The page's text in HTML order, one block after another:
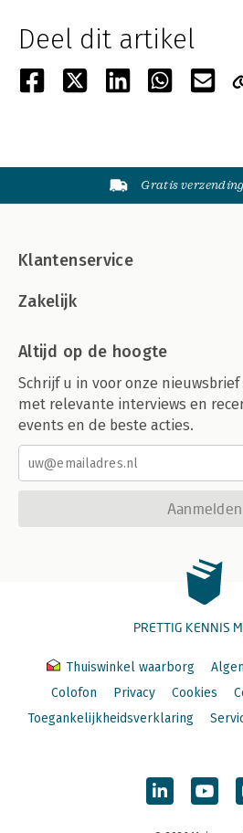
Deel dit artikel
Gratis
Klantenservice
Zakelijk
Altijd op de hoogte
Schrijf u in voor onze
met relevante interviews en
events en de beste acties.
Aanmelden
PRETTIG KENNIS
Thuiswinkel waarborg
Colofon
Privacy Cookies
Toegankelijkheidsverklaring